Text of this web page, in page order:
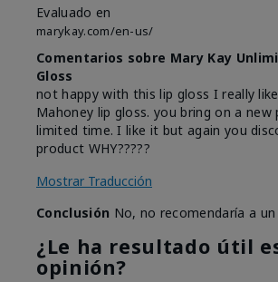
Evaluado en
marykay.com/en-us/
Comentarios sobre Mary Kay
Gloss
not happy with this lip gloss I really
Mahoney lip gloss. you bring on a
limited time. I like it but again you
product WHY?????
Mostrar Traducción
Conclusión No, no recomendaría a
¿Le ha resultado útil
opinión?